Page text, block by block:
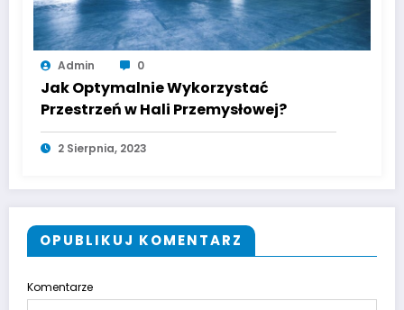
Admin 0
Jak Optymalnie Wykorzystać
Przestrzeń w Hali Przemysłowej?
2 Sierpnia, 2023
OPUBLIKUJ KOMENTARZ
Komentarze